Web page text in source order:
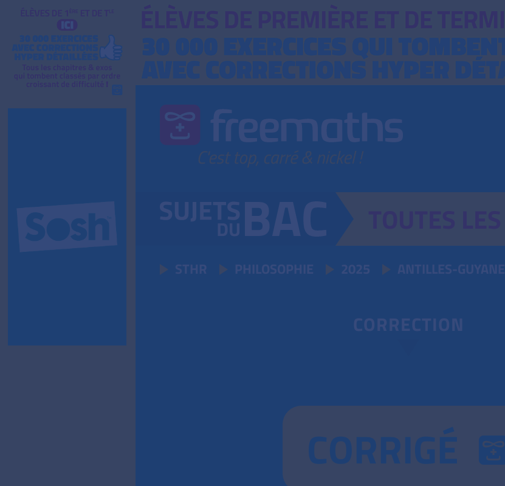
STHR PHILOSOPHIE 2025 ANTILLES-GUYANE
CORRECTION
CORRIGÉ